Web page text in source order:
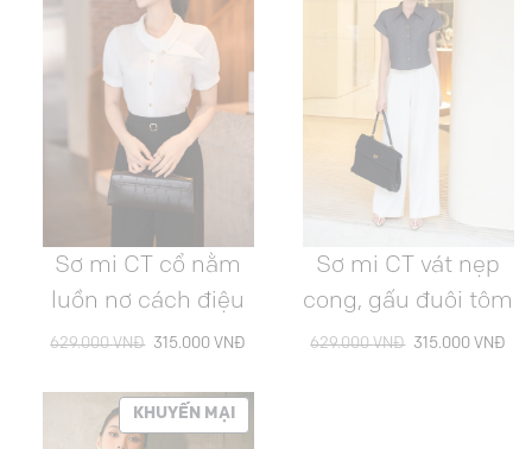
Sơ mi CT cổ nằm
luồn nơ cách điệu
629.000VNĐ Giá
là:
629.000 VNĐ.
315.000 VNĐ
tại
315.000 VNĐ.
Sơ mi CT vát nẹp
cong, gấu đuôi tôm
629.000VNĐ Giá
315.000 VNĐ
KHUYẾN MẠI